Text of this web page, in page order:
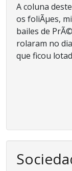
A coluna
os foliÃµes,
bailes de
rolaram no
que ficou